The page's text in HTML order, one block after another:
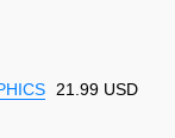
21.99 USD